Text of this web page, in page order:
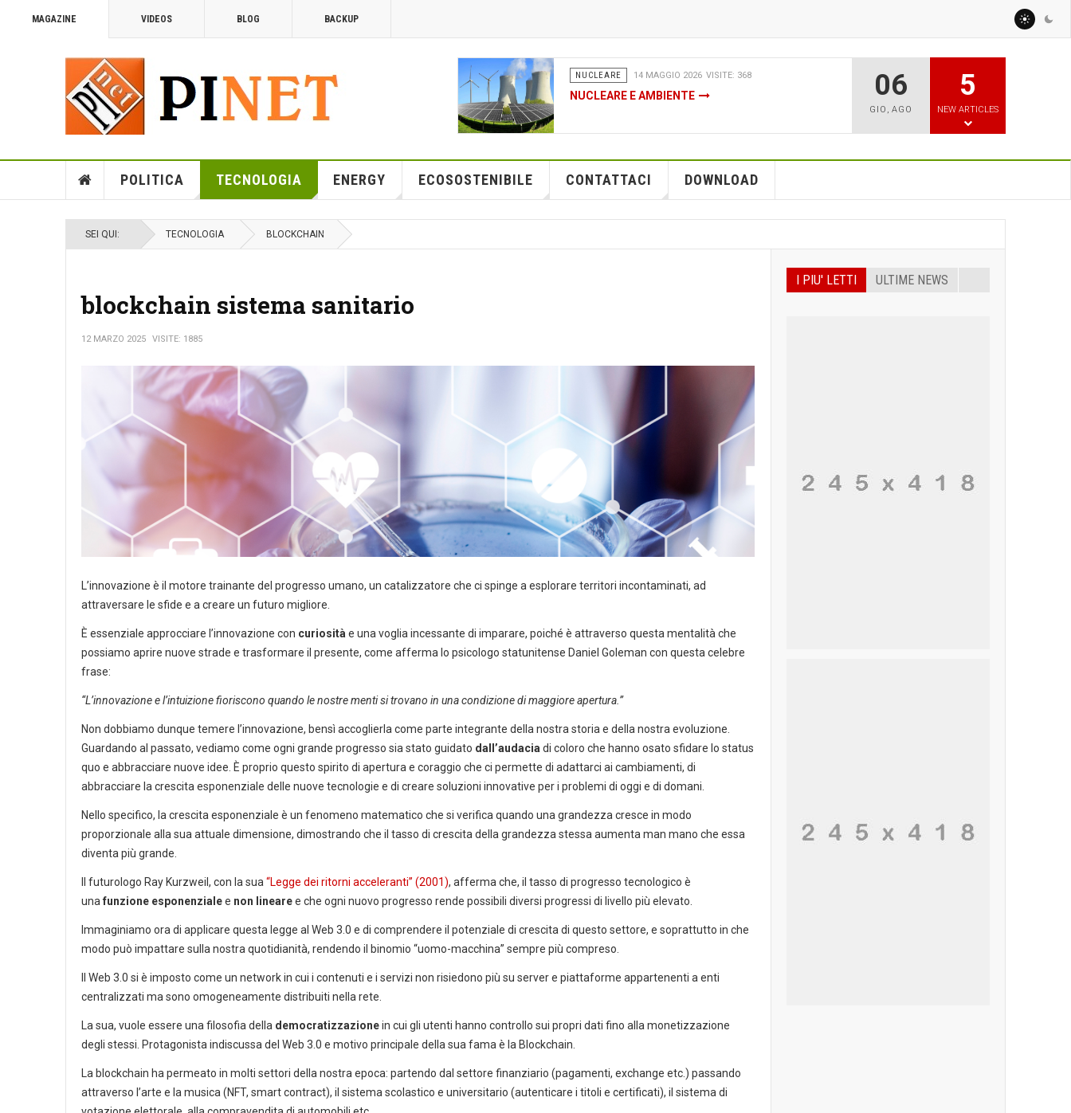
MAGAZINE VIDEOS BLOG BACKUP
DA FONTI RINNOVABILI 04 FEBBRAIO 2026
CHE COS’È DAVVERO IL FACILITY PARCO AGRISOLARE
06
GIO , AGO
5
NEW ARTICLES
POLITICA TECNOLOGIA ENERGY ECOSOSTENIBILE CONTATTACI DOWNLOAD
SEI QUI: TECNOLOGIA BLOCKCHAIN
blockchain sistema sanitario
12 MARZO 2025 VISITE: 1885
L’innovazione è il motore trainante del progresso umano, un catalizzatore che ci spinge a esplorare territori incontaminati, ad
attraversare le sfide e a creare un futuro migliore.
È essenziale approcciare l’innovazione con curiosità e una voglia incessante di imparare, poiché è attraverso questa mentalità che
possiamo aprire nuove strade e trasformare il presente, come afferma lo psicologo statunitense Daniel Goleman con questa celebre
frase:
“L’innovazione e l’intuizione fioriscono quando le nostre menti si trovano in una condizione di maggiore apertura.”
Non dobbiamo dunque temere l’innovazione, bensì accoglierla come parte integrante della nostra storia e della nostra evoluzione.
Guardando al passato, vediamo come ogni grande progresso sia stato guidato dall’audacia di coloro che hanno osato sfidare lo status
quo e abbracciare nuove idee. È proprio questo spirito di apertura e coraggio che ci permette di adattarci ai cambiamenti, di
abbracciare la crescita esponenziale delle nuove tecnologie e di creare soluzioni innovative per i problemi di oggi e di domani.
Nello specifico, la crescita esponenziale è un fenomeno matematico che si verifica quando una grandezza cresce in modo
proporzionale alla sua attuale dimensione, dimostrando che il tasso di crescita della grandezza stessa aumenta man mano che essa
diventa più grande.
Il futurologo Ray Kurzweil, con la sua “Legge dei ritorni acceleranti” (2001), afferma che, il tasso di progresso tecnologico è
una funzione esponenzialee non linearee che ogni nuovo progresso rende possibili diversi progressi di livello più elevato.
Immaginiamo ora di applicare questa legge al Web 3.0 e di comprendere il potenziale di crescita di questo settore, e soprattutto in che
modo può impattare sulla nostra quotidianità, rendendo il binomio “uomo-macchina” sempre più compreso.
Il Web 3.0 si è imposto come un network in cui i contenuti e i servizi non risiedono più su server e piattaforme appartenenti a enti
centralizzati ma sono omogeneamente distribuiti nella rete.
La sua, vuole essere una filosofia della democratizzazionein cui gli utenti hanno controllo sui propri dati fino alla monetizzazione
degli stessi. Protagonista indiscussa del Web 3.0 e motivo principale della sua fama è la Blockchain.
La blockchain ha permeato in molti settori della nostra epoca: partendo dal settore finanziario (pagamenti, exchange etc.) passando
attraverso l’arte e la musica (NFT, smart contract), il sistema scolastico e universitario (autenticare i titoli e certificati), il sistema di
I PIU' LETTI ULTIME NEWS